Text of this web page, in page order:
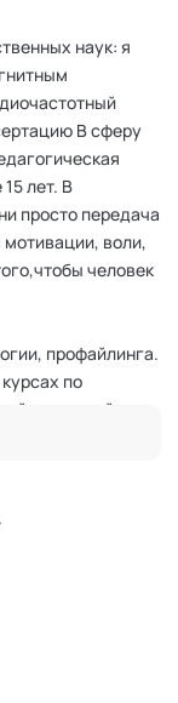
наук: я
В сферу
лет. В
просто передача
мотивации, воли,
человек
профайлинга.
по
практикой.
провожу
запросами,
во всех сферах